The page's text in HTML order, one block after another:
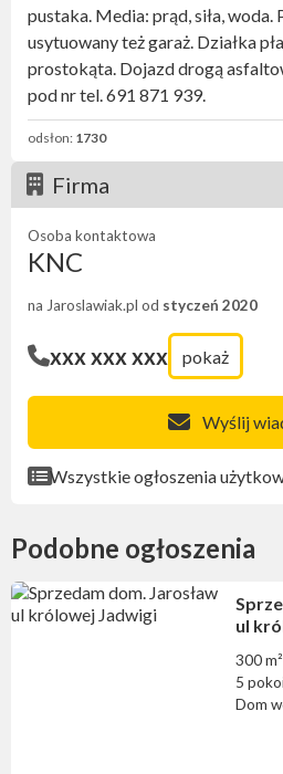
pustaka. Media: prąd, siła, woda.
usytuowany też garaż. Działka
prostokąta. Dojazd drogą
pod nr tel. 691 871 939.
odsłon: 1730
Firma
Osoba kontaktowa
KNC
na Jaroslawiak.pl od styczeń 2020
xxx xxx xxx pokaż
Wyślij
Wszystkie ogłoszenia
Podobne ogłoszenia
ul
300 m²
5
Dom